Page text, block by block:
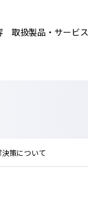
取扱製品・サービス
策について